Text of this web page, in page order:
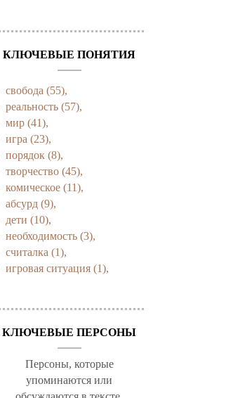
КЛЮЧЕВЫЕ ПОНЯТИЯ
свобода (55),
реальность (57),
мир (41),
игра (23),
порядок (8),
творчество (45),
комическое (11),
абсурд (9),
дети (10),
необходимость (3),
считалка (1),
игровая ситуация (1),
КЛЮЧЕВЫЕ ПЕРСОНЫ
Персоны, которые
упоминаются или